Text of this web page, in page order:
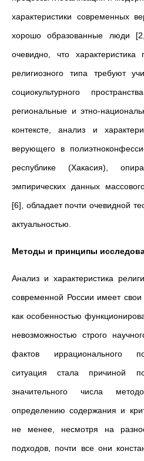
характеристики современных
хорошо образованные люди
очевидно, что характеристика
религиозного типа требуют
социокультурного
региональные и этно-
контексте, анализ и
верующего в
республике (Хакасия),
эмпирических данных
[6], обладает почти очевидной
актуальностью.
Методы и принципы
Анализ и характеристика
современной России имеет
как особенностью
невозможностью строго
фактов иррационального
ситуация стала причиной
значительного числа
определению содержания и
не менее, несмотря на
подходов, почти все они